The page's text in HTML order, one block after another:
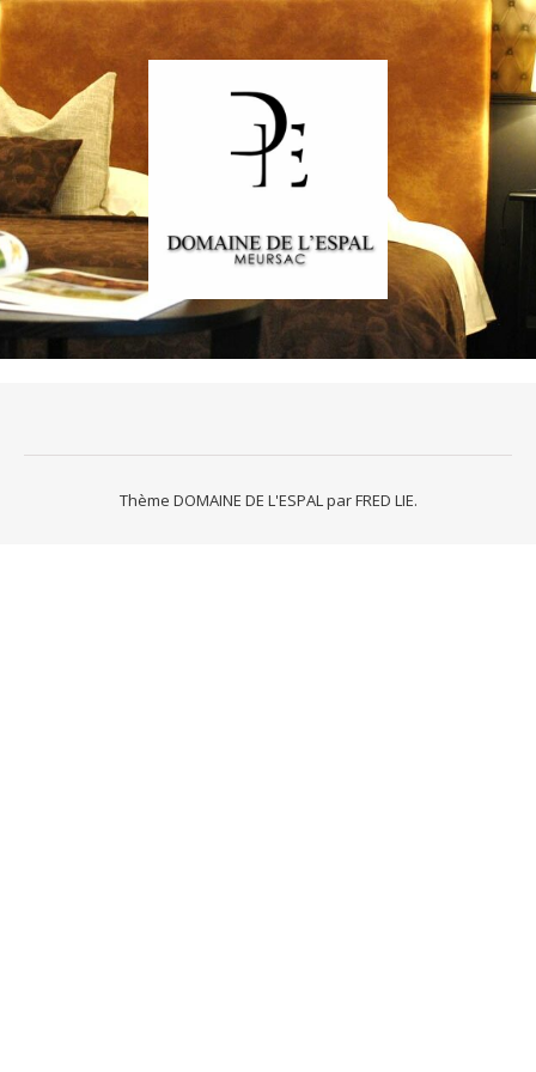
Thème DOMAINE DE L'ESPAL parFRED LIE.